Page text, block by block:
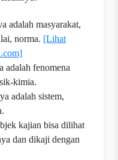
adalah masyarakat,
norma. [Lihat
adalah fenomena
kimia.
adalah sistem,
kajian bisa dilihat
dan dikaji dengan